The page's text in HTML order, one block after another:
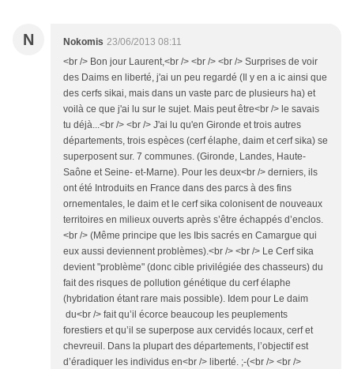
N Nokomis 23/06/2013 08:11
<br /> Bon jour Laurent,<br /> <br /> <br /> Surprises de voir
des Daims en liberté, j'ai un peu regardé (Il y en a ic ainsi que
des cerfs sikai, mais dans un vaste parc de plusieurs ha) et
voilà ce que j'ai lu sur le sujet. Mais peut être<br /> le savais
tu déjà...<br /> <br /> J'ai lu qu'en Gironde et trois autres
départements, trois espèces (cerf élaphe, daim et cerf sika) se
superposent sur. 7 communes. (Gironde, Landes, Haute-
Saône et Seine- et-Marne). Pour les deux<br /> derniers, ils
ont été Introduits en France dans des parcs à des fins
ornementales, le daim et le cerf sika colonisent de nouveaux
territoires en milieux ouverts après s’être échappés d’enclos.
<br /> (Même principe que les Ibis sacrés en Camargue qui
eux aussi deviennent problèmes).<br /> <br /> Le Cerf sika
devient "problème" (donc cible privilégiée des chasseurs) du
fait des risques de pollution génétique du cerf élaphe
(hybridation étant rare mais possible). Idem pour Le daim
du<br /> fait qu’il écorce beaucoup les peuplements
forestiers et qu’il se superpose aux cervidés locaux, cerf et
chevreuil. Dans la plupart des départements, l’objectif est
d’éradiquer les individus en<br /> liberté. ;-(<br /> <br />